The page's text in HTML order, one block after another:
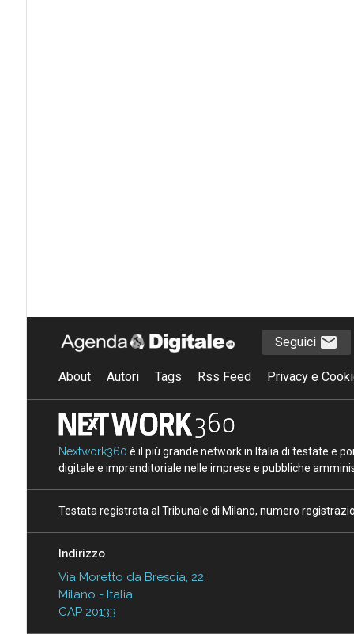
Seguici
About Autori Tags Rss Feed Privacy e
Nextwork360 è il più grande network in Italia di testate e
digitale e imprenditoriale nelle imprese e pubbliche
Testata registrata al Tribunale di Milano, numero
Indirizzo
Via Moretto da Brescia, 22
Milano - Italia
CAP 20133